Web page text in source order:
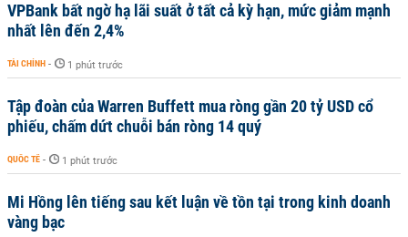
VPBank bất ngờ hạ lãi suất ở tất cả kỳ hạn, mức giảm mạnh
nhất lên đến 2,4%
TÀI CHÍNH - 1 phút trước
Tập đoàn của Warren Buffett mua ròng gần 20 tỷ USD cổ
phiếu, chấm dứt chuỗi bán ròng 14 quý
QUỐC TẾ - 1 phút trước
Mi Hồng lên tiếng sau kết luận về tồn tại trong kinh doanh
vàng bạc